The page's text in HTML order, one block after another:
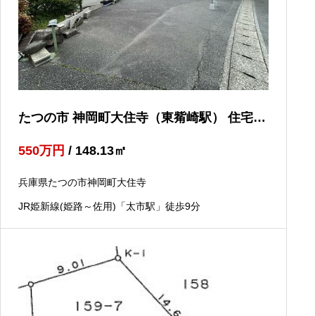
たつの市 神岡町大住寺（東觜崎駅） 住宅用
550万円 / 148.13㎡
兵庫県たつの市神岡町大住寺
JR姫新線(姫路～佐用)「太市駅」徒歩9分